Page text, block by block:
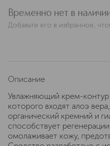
Временно нет в
Добавьте его в избранное,
Описание
Увлажняющий крем-контур
которого входят алоэ
органический кремний и
способствует
омолаживает кожу,